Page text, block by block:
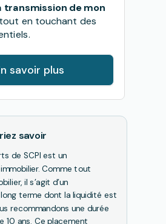
savoir
de SCPI est un
Comme tout
il s’agit d’un
terme dont la liquidité est
recommandons une durée
10 ans. Ce placement
transmission de mon
en touchant des
.
savoir plus